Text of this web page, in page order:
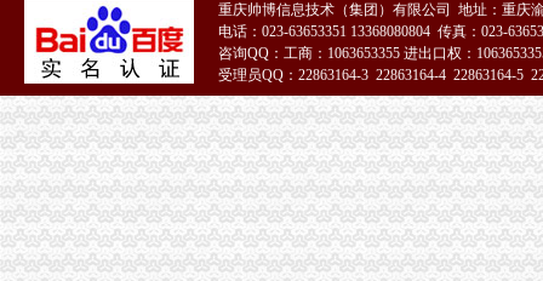
进出口货物收发货人报关注册登记须知-资讯频道-中国物流交易中心
进出口货物收发货人（一般进出口企业）注册登记-报关员资格-无
进出口货物收发货人注册登记须知
进出口货物收发货人注销登记
进出口货物收发货人报关注册登记证书
上海市密码管理局
遵义进出口报关：遵义市海关进出口备案办理具体有哪些要求专业代办
进出口货物收发货人报关注册登记证书办理换证需要哪些材料？
进出口货物收发货人报关注册登记证过期补办需要提供哪些材料?谢谢
进出口货物收发货人报关注册登记证书
进出口货物收发货人报关注册登记证书_政务咨询_浙江电子口岸
重庆帅博信息技术（集团）有限公司 地址：重庆
电话：023-63653351 13368080804 传真：023-
咨询QQ：工商：1063653355 进出口权：
受理员QQ：22863164-3 22863164-4 22863164-5